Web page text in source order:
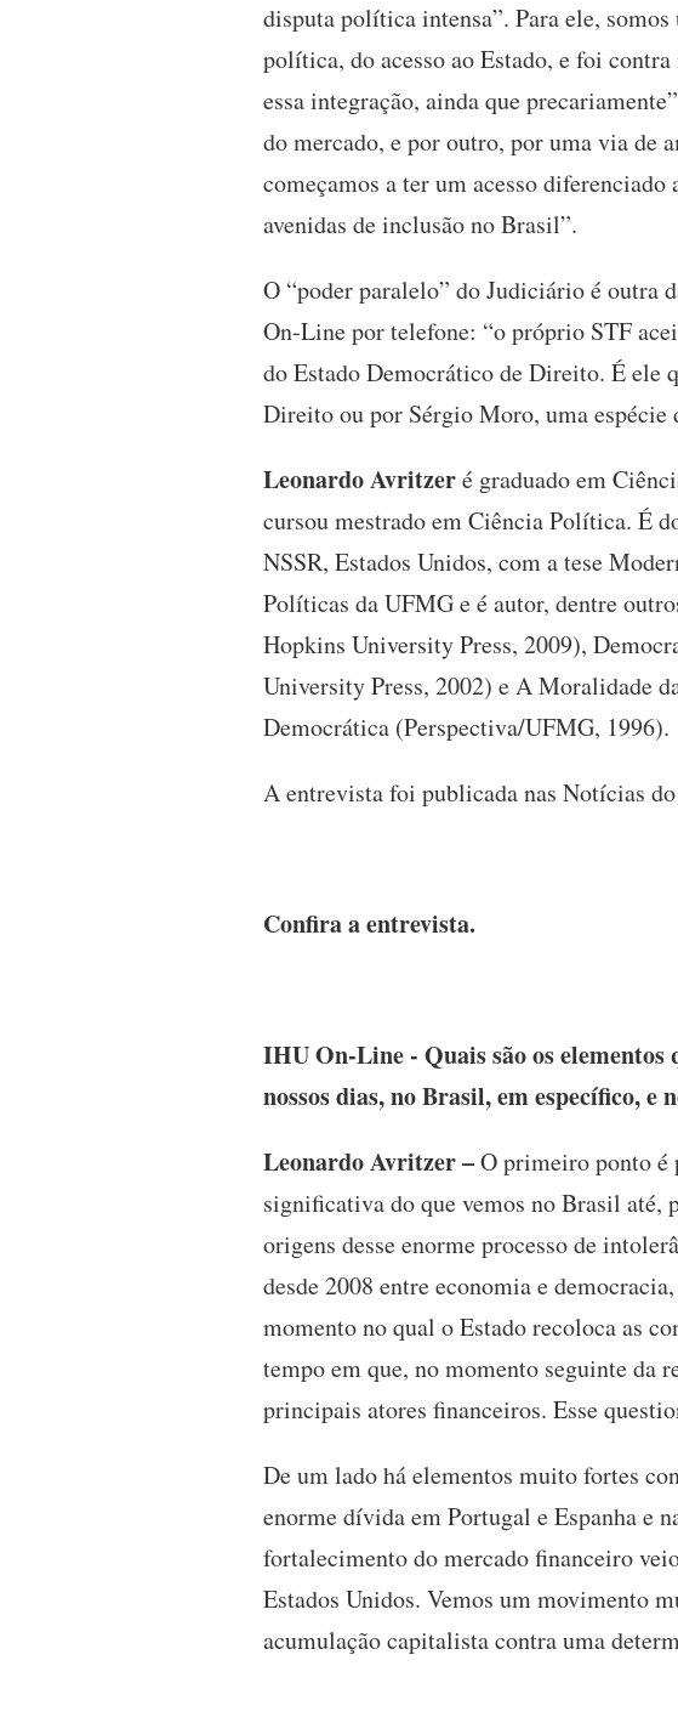
disputa política intensa”. Para ele, somos
política, do acesso ao Estado, e foi
essa integração, ainda que
do mercado, e por outro, por uma via de
começamos a ter um acesso diferenciado
avenidas de inclusão no Brasil”.
O “poder paralelo” do Judiciário é outra
On-Line por telefone: “o próprio STF
do Estado Democrático de Direito. É ele
Direito ou por Sérgio Moro, uma espécie
Leonardo Avritzeré graduado em
cursou mestrado em Ciência Política. É
NSSR, Estados Unidos, com a tese
Políticas da UFMG e é autor, dentre
Hopkins University Press, 2009),
University Press, 2002) e A Moralidade
Democrática (Perspectiva/UFMG, 1996).
A entrevista foi publicada nas Notícias
Confira a entrevista.
IHU On-Line - Quais são os elementos
nossos dias, no Brasil, em específico, e
Leonardo Avritzer –O primeiro ponto é
significativa do que vemos no Brasil até,
origens desse enorme processo de
desde 2008 entre economia e
momento no qual o Estado recoloca as
tempo em que, no momento seguinte da
principais atores financeiros. Esse
De um lado há elementos muito fortes
enorme dívida em Portugal e Espanha e
fortalecimento do mercado financeiro
Estados Unidos. Vemos um movimento
acumulação capitalista contra uma